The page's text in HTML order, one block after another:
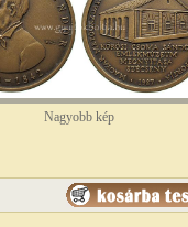
Nagyobb kép